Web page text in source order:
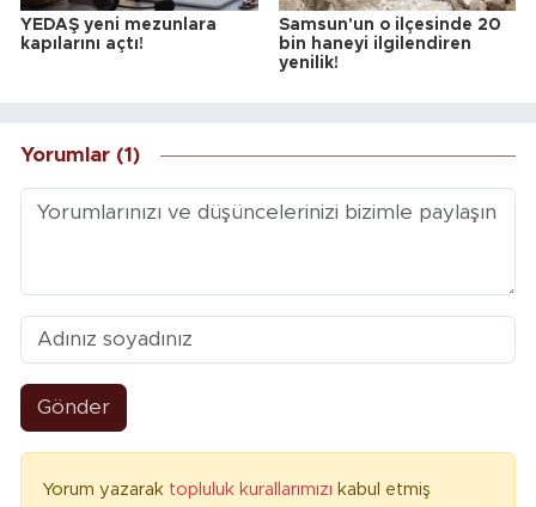
YEDAŞ yeni mezunlara
kapılarını açtı!
Samsun'un o ilçesinde 20
bin haneyi ilgilendiren
yenilik!
Yorumlar (1)
Gönder
Yorum yazarak topluluk kurallarımızı kabul etmiş